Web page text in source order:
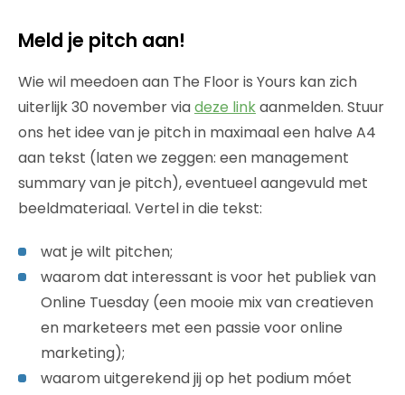
Meld je pitch aan!
Wie wil meedoen aan The Floor is Yours kan zich
uiterlijk 30 november viadeze linkaanmelden. Stuur
ons het idee van je pitch in maximaal een halve A4
aan tekst (laten we zeggen: een management
summary van je pitch), eventueel aangevuld met
beeldmateriaal. Vertel in die tekst:
wat je wilt pitchen;
waarom dat interessant is voor het publiek van
Online Tuesday (een mooie mix van creatieven
en marketeers met een passie voor online
marketing);
waarom uitgerekend jij op het podium móet